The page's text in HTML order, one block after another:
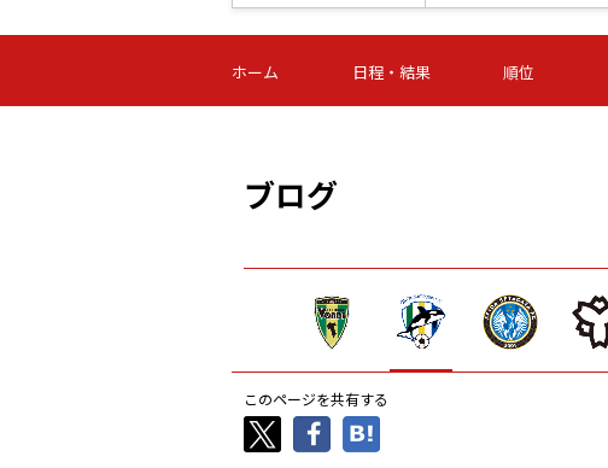
-
第16節 09/05 (土) 15:00
ニッパツ
-
第16節 09/05 (土) 15:00
石人の星
-
試合結果 次節
ホーム 日程・結果 順位
ブログ
このページを共有する